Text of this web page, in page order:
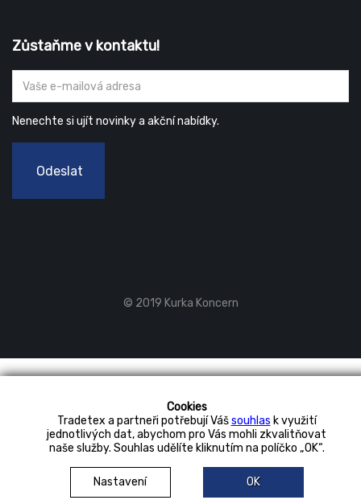
Cookies
Tradetex a partneři potřebují Vášsouhlas k využití
jednotlivých dat, abychom pro Vás mohli zkvalitňovat
naše služby. Souhlas udělíte kliknutím na políčko „OK“.
Nastavení OK
Zůstaňme v kontaktu!
Nenechte si ujít novinky a akční nabídky.
Odeslat
© 2019 Kurka Koncern